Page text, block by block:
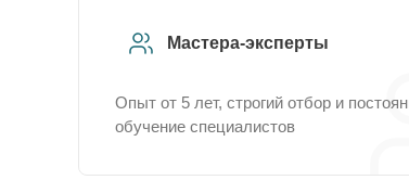
Мастера-эксперты
Опыт от 5 лет, строгий отбор и
обучение специалистов